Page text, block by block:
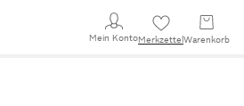
Mein KontoMerkzettel Warenkorb